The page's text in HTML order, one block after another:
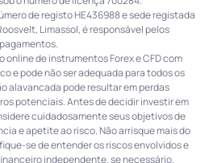
de registo HE436988 e sede registada
Limassol, é responsável pelos
pagamentos.
online de instrumentos Forex e CFD com
e pode não ser adequada para todos os
alavancada pode resultar em perdas
potenciais. Antes de decidir investir em
cuidadosamente seus objetivos de
e apetite ao risco. Não arrisque mais do
se de entender os riscos envolvidos e
independente, se necessário.